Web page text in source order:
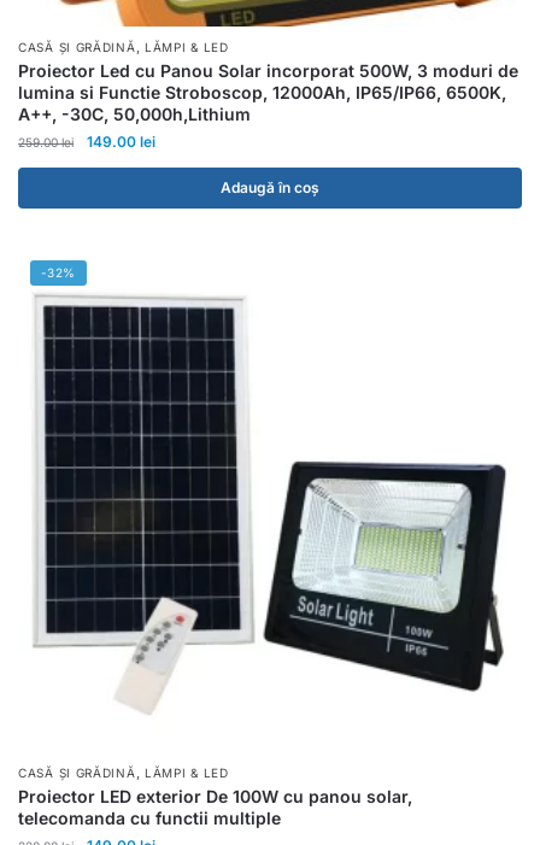
CASĂ ȘI GRĂDINĂ , LĂMPI & LED
Proiector Led cu Panou Solar incorporat 500W, 3 moduri de
lumina si Functie Stroboscop, 12000Ah, IP65/IP66, 6500K,
A++, -30C, 50,000h,Lithium
259.00lei 149.00 lei
Adaugă în coș
-32%
CASĂ ȘI GRĂDINĂ , LĂMPI & LED
Proiector LED exterior De 100W cu panou solar,
telecomanda cu functii multiple